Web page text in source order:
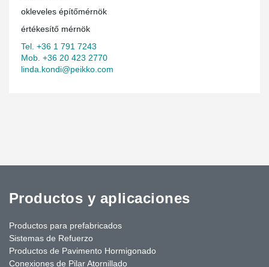
okleveles építőmérnök
értékesítő mérnök
Tel. +36 1 791 7243
Mob. +36 20 423 2770
linda.kondi@peikko.com
Productos y aplicaciones
Productos para prefabricados
Sistemas de Refuerzo
Productos de Pavimento Hormigonado
Conexiones de Pilar Atornillado